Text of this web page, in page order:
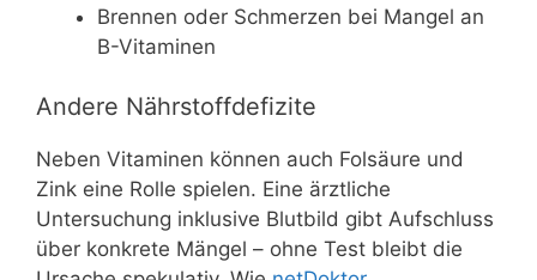
Brennen oder Schmerzen bei Mangel an
B-Vitaminen
Andere Nährstoffdefizite
Neben Vitaminen können auch Folsäure und
Zink eine Rolle spielen. Eine ärztliche
Untersuchung inklusive Blutbild gibt Aufschluss
über konkrete Mängel – ohne Test bleibt die